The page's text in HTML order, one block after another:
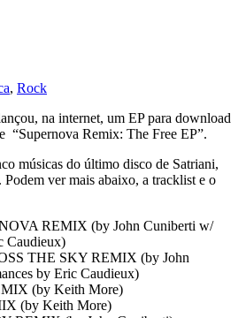
, Rock
na internet, um EP para download
“Supernova Remix: The Free EP”.
músicas do último disco de Satriani,
ver mais abaixo, a tracklist e o
REMIX (by John Cuniberti w/
Caudieux)
THE SKY REMIX (by John
by Eric Caudieux)
(by Keith More)
(by Keith More)